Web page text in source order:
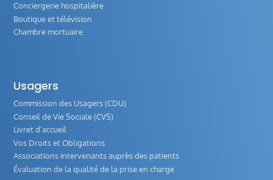
Conciergerie hospitalière
Boutique et télévision
Chambre mortuaire
Usagers
Commission des Usagers (CDU)
Conseil de Vie Sociale (CVS)
Livret d’accueil
Vos Droits et Obligations
Associations intervenants auprès des patients
Évaluation de la qualité de la prise en charge